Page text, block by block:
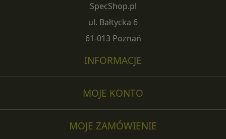
MOJE ZAMÓWIENIE
MOJE KONTO
SpecShop.pl
ul. Bałtycka 6
61-013 Poznań
INFORMACJE